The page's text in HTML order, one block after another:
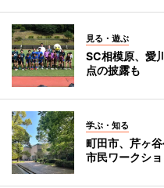
見る・遊ぶ
SC相模原、愛
点の披露も
学ぶ・知る
町田市、芹ヶ
市民ワークシ